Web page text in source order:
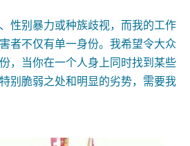
性别暴力或种族歧视，而我的工作
者不仅有单一身份。我希望令大众
，当你在一个人身上同时找到某些
别脆弱之处和明显的劣势，需要我